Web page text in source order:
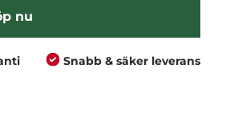
nu
Snabb & säker leverans